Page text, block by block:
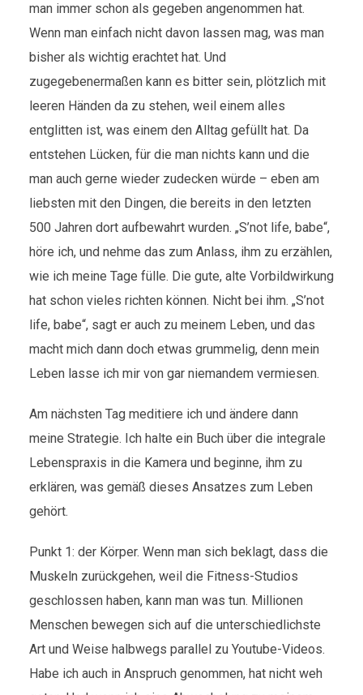
man immer schon als gegeben angenommen hat.
Wenn man einfach nicht davon lassen mag, was man
bisher als wichtig erachtet hat. Und
zugegebenermaßen kann es bitter sein, plötzlich mit
leeren Händen da zu stehen, weil einem alles
entglitten ist, was einem den Alltag gefüllt hat. Da
entstehen Lücken, für die man nichts kann und die
man auch gerne wieder zudecken würde – eben am
liebsten mit den Dingen, die bereits in den letzten
500 Jahren dort aufbewahrt wurden. „S’not life, babe“,
höre ich, und nehme das zum Anlass, ihm zu erzählen,
wie ich meine Tage fülle. Die gute, alte Vorbildwirkung
hat schon vieles richten können. Nicht bei ihm. „S’not
life, babe“, sagt er auch zu meinem Leben, und das
macht mich dann doch etwas grummelig, denn mein
Leben lasse ich mir von gar niemandem vermiesen.
Am nächsten Tag meditiere ich und ändere dann
meine Strategie. Ich halte ein Buch über die integrale
Lebenspraxis in die Kamera und beginne, ihm zu
erklären, was gemäß dieses Ansatzes zum Leben
gehört.
Punkt 1: der Körper. Wenn man sich beklagt, dass die
Muskeln zurückgehen, weil die Fitness-Studios
geschlossen haben, kann man was tun. Millionen
Menschen bewegen sich auf die unterschiedlichste
Art und Weise halbwegs parallel zu Youtube-Videos.
Habe ich auch in Anspruch genommen, hat nicht weh